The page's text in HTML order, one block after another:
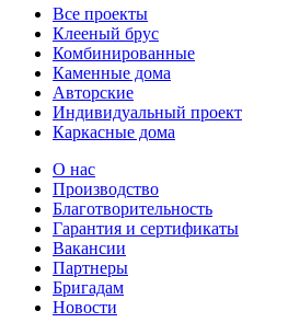
Все проекты
Клееный брус
Комбинированные
Каменные дома
Авторские
Индивидуальный проект
Каркасные дома
О нас
Производство
Благотворительность
Гарантия и сертификаты
Вакансии
Партнеры
Бригадам
Новости